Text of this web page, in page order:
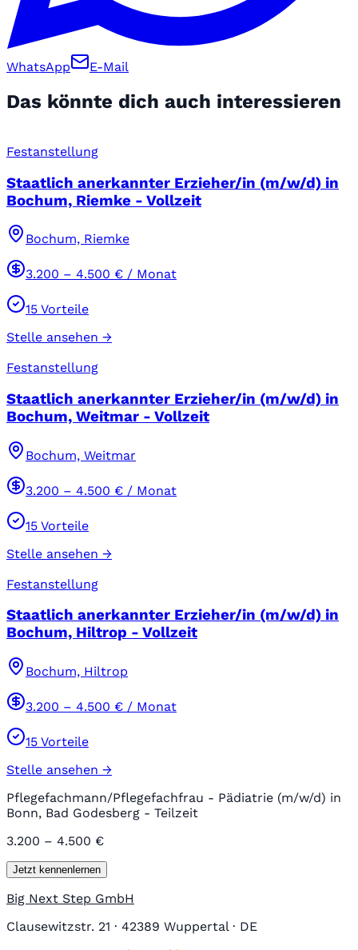
WhatsApp E-Mail
Das könnte dich auch interessieren
Festanstellung
Staatlich anerkannter Erzieher/in (m/w/d) in
Bochum, Riemke - Vollzeit
Bochum, Riemke
3.200 – 4.500 € / Monat
15 Vorteile
Stelle ansehen →
Festanstellung
Staatlich anerkannter Erzieher/in (m/w/d) in
Bochum, Weitmar - Vollzeit
Bochum, Weitmar
3.200 – 4.500 € / Monat
15 Vorteile
Stelle ansehen →
Festanstellung
Staatlich anerkannter Erzieher/in (m/w/d) in
Bochum, Hiltrop - Vollzeit
Bochum, Hiltrop
3.200 – 4.500 € / Monat
15 Vorteile
Stelle ansehen →
Pflegefachmann/Pflegefachfrau - Pädiatrie (m/w/d) in
Bonn, Bad Godesberg - Teilzeit
3.200 – 4.500 €
Jetzt kennenlernen
Big Next Step GmbH
Clausewitzstr. 21 · 42389 Wuppertal · DE